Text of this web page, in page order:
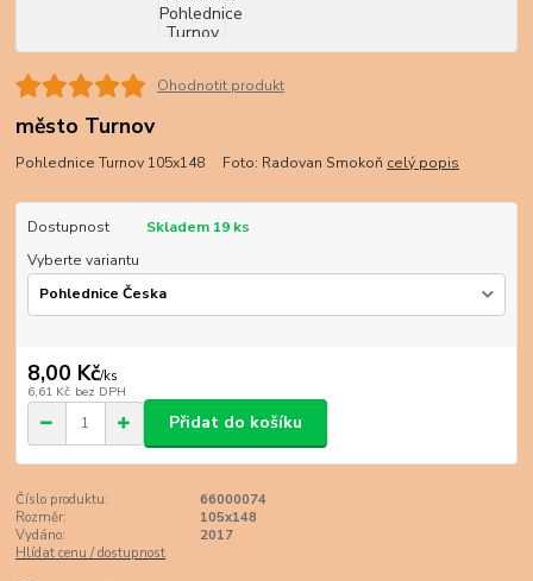
Ohodnotit produkt
město Turnov
Pohlednice Turnov 105x148 Foto: Radovan Smokoň celý popis
Dostupnost
Skladem 19 ks
Vyberte variantu
8,00 Kč/ks
6,61 Kč bez DPH
Přidat do košíku
Číslo produktu:
66000074
Rozměr:
105x148
Vydáno:
2017
Hlídat cenu / dostupnost